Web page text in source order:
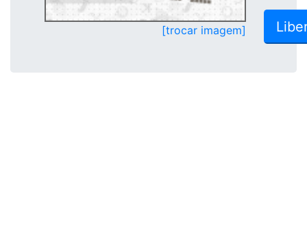
[trocar imagem]